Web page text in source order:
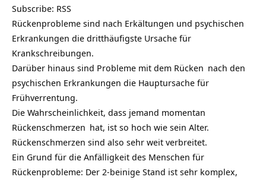
Subscribe: RSS
Rückenprobleme sind nach Erkältungen und psychischen
Erkrankungen die dritthäufigste Ursache für
Krankschreibungen.
Darüber hinaus sind Probleme mit dem Rücken nach den
psychischen Erkrankungen die Hauptursache für
Frühverrentung.
Die Wahrscheinlichkeit, dass jemand momentan
Rückenschmerzen hat, ist so hoch wie sein Alter.
Rückenschmerzen sind also sehr weit verbreitet.
Ein Grund für die Anfälligkeit des Menschen für
Rückenprobleme: Der 2-beinige Stand ist sehr komplex,